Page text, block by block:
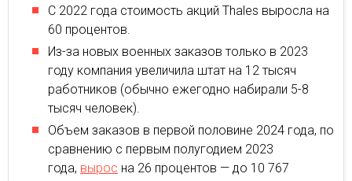
С 2022 года стоимость акций Thales выросла на
60 процентов.
Из-за новых военных заказов только в 2023
году компания увеличила штат на 12 тысяч
работников (обычно ежегодно набирали 5-8
тысяч человек).
Объем заказов в первой половине 2024 года, по
сравнению с первым полугодием 2023
года, вырос на 26 процентов — до 10 767